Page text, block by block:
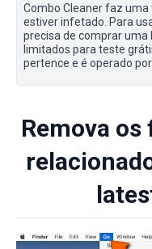
Combo Cleaner faz
estiver infetado. Para
precisa de comprar uma
limitados para teste
pertence e é operado por
Remova